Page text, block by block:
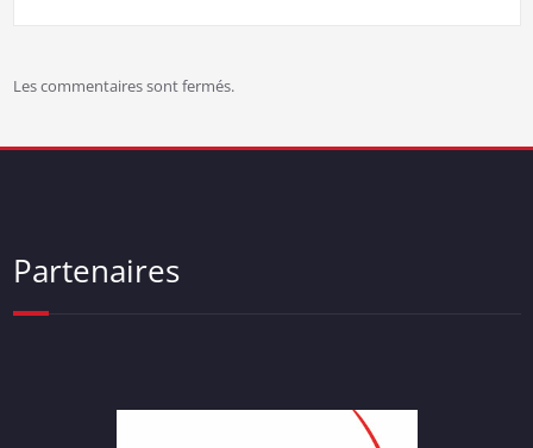
Les commentaires sont fermés.
Partenaires